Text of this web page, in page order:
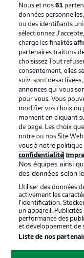
Proposé par
Nous et nos61
données
ou des identifiants
sélectionnez
charge les finalités
partenaires traitons
choisissez Tout
consentement, elles
suivi sont
annonces qui vous
pour vous. Vous
modifier vos choix
moment en cliquant
de page. Les choix
notre ou nos Site
vous à notre
confidentialité
Nos équipes ainsi
des données selon
Utiliser des données
activement les
l’identification.
un appareil.
performance des
et développement de
Liste de nos